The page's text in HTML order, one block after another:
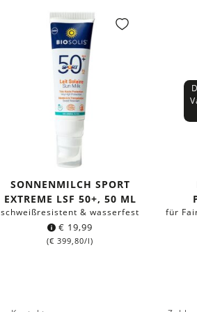
SONNENMILCH SPORT
EXTREME LSF 50+, 50 ML
schweißresistent & wasserfest
€ 19,99
(€ 399,80/l)
für